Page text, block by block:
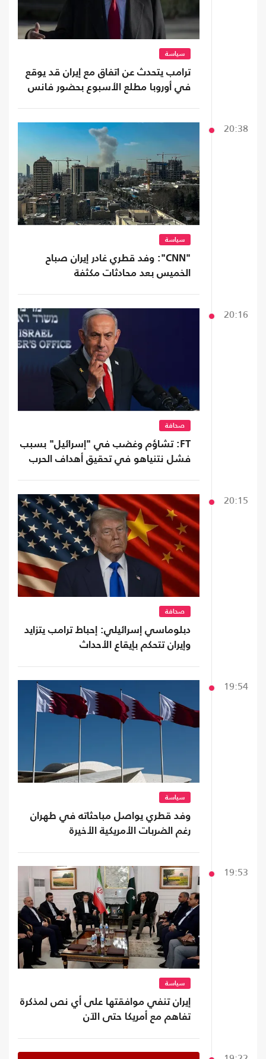
سياسة
ترامب يتحدث عن اتفاق مع إيران قد يوقع
في أوروبا مطلع الأسبوع بحضور فانس
20:38
سياسة
"CNN": وفد قطري غادر إيران صباح
الخميس بعد محادثات مكثفة
20:16
صحافة
FT: تشاؤم وغضب في "إسرائيل" بسبب
فشل نتنياهو في تحقيق أهداف الحرب
20:15
صحافة
دبلوماسي إسرائيلي: إحباط ترامب يتزايد
وإيران تتحكم بإيقاع الأحداث
19:54
سياسة
وفد قطري يواصل مباحثاته في طهران
رغم الضربات الأمريكية الأخيرة
19:53
سياسة
إيران تنفي موافقتها على أي نص لمذكرة
تفاهم مع أمريكا حتى الآن